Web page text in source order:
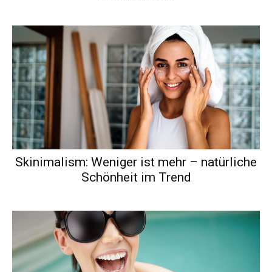
Skinimalism: Weniger ist mehr – natürliche
Schönheit im Trend